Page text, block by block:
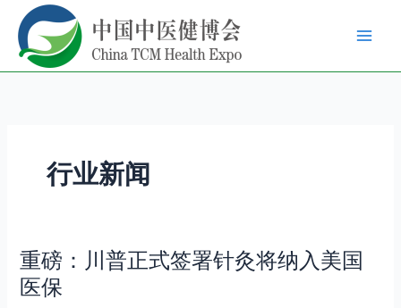
容
行业新闻
重磅：川普正式签署针灸将纳入美国
医保
重
磅：
川